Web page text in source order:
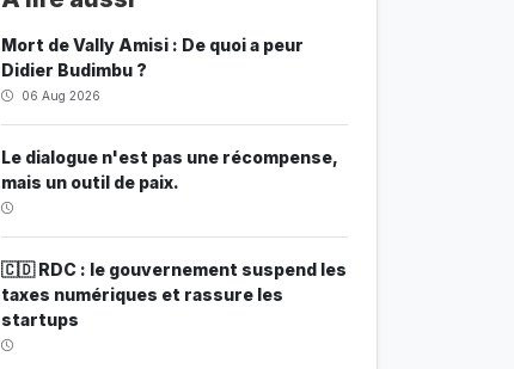
Mort de Vally Amisi : De quoi a peur
Didier Budimbu ?
06 Aug 2026
Le dialogue n'est pas une récompense,
mais un outil de paix.
🇨🇩 RDC : le gouvernement suspend les
taxes numériques et rassure les
startups